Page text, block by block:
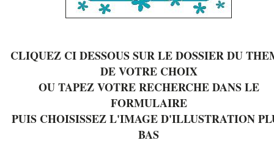
CLIQUEZ CI DESSOUS SUR LE DOSSIER DU
DE VOTRE CHOIX
OU TAPEZ VOTRE RECHERCHE DANS LE
FORMULAIRE
PUIS CHOISISSEZ L'IMAGE D'ILLUSTRATION
BAS